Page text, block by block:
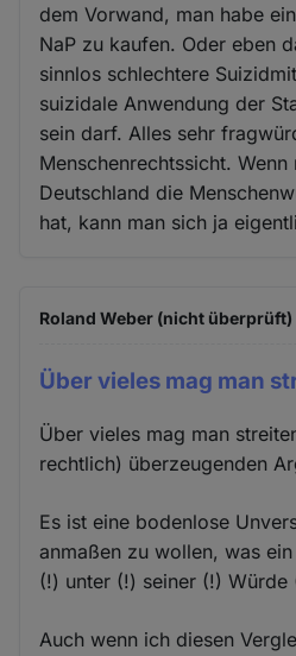
dem Vorwand, man habe
NaP zu kaufen. Oder eben
sinnlos schlechtere
suizidale Anwendung der
sein darf. Alles sehr
Menschenrechtssicht.
Deutschland die
hat, kann man sich ja
Roland Weber (nicht überprüft)
Über vieles mag man
Über vieles mag man
rechtlich) überzeugenden
Es ist eine bodenlose
anmaßen zu wollen, was
(!) unter (!) seiner (!) Würde
Auch wenn ich diesen